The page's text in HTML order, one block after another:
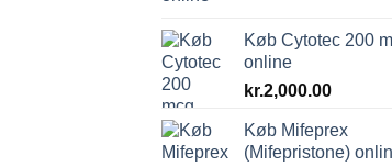
Køb Cytotec 200
online
kr.2,000.00
Køb Mifeprex
(Mifepristone)